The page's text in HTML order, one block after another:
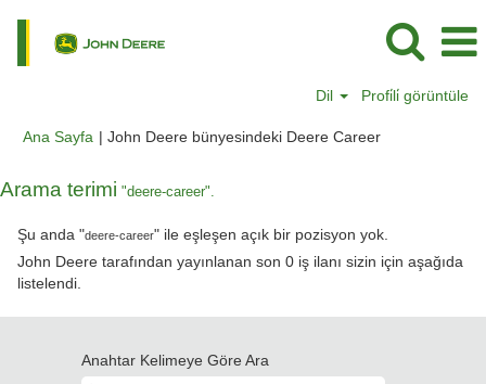
Dil Profi̇li̇ görüntüle
Ana Sayfa | John Deere bünyesindeki Deere Career(mevcut
Arama terimi "deere-career".
Şu anda "deere-career" ile eşleşen açık bir pozisyon yok.
John Deere tarafından yayınlanan son 0 iş ilanı sizin için aşağıda
listelendi.
Anahtar Kelimeye Göre Ara